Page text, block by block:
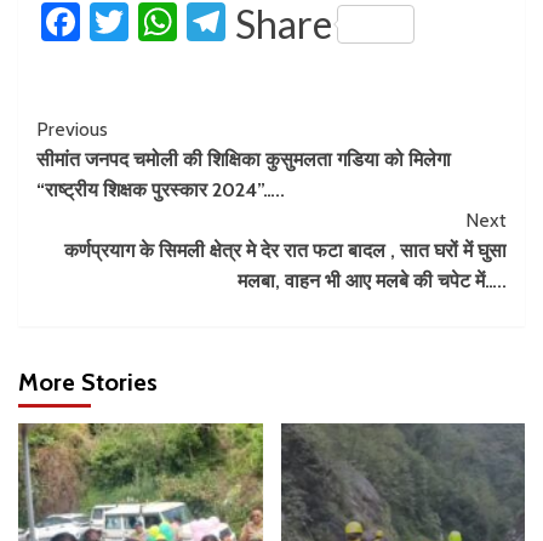
Facebook
Twitter
WhatsApp
Telegram
Share
Previous
सीमांत जनपद चमोली की शिक्षिका कुसुमलता गडिया को मिलेगा
“राष्ट्रीय शिक्षक पुरस्कार 2024”…..
Next
कर्णप्रयाग के सिमली क्षेत्र मे देर रात फटा बादल , सात घरों में घुसा
मलबा, वाहन भी आए मलबे की चपेट में…..
More Stories